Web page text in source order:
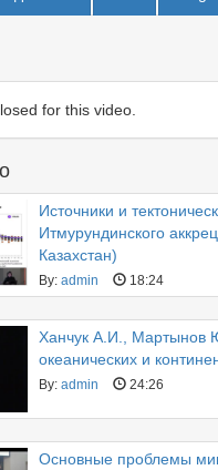
for this video.
Источники и
Итмурундинского
Казахстан)
By: admin 18:24
Ханчук А.И., Мартынов
океанических и
By: admin 24:26
Основные проблемы